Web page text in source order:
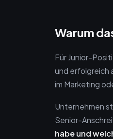
Warum
Für Junior-
und erfolgreich
im Marketing
Unternehmen
Senior-
habe und